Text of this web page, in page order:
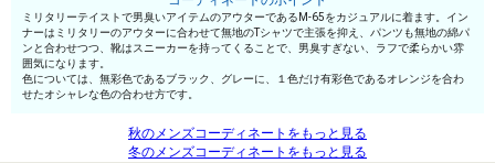
ミリタリーテイストで男臭いアイテムのアウターであるM-65をカジュアルに着ます。イン
ナーはミリタリーのアウターに合わせて無地のTシャツで主張を抑え、パンツも無地の綿パ
ンと合わせつつ、靴はスニーカーを持ってくることで、男臭すぎない、ラフで柔らかい雰
囲気になります。
色については、無彩色であるブラック、グレーに、１色だけ有彩色であるオレンジを合わ
せたオシャレな色の合わせ方です。
秋のメンズコーディネートをもっと見る
冬のメンズコーディネートをもっと見る